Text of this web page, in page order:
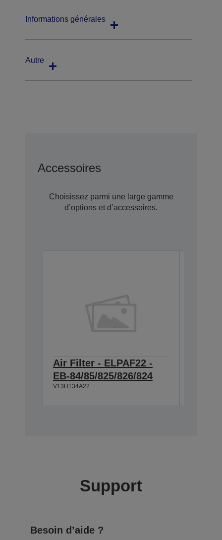
Informations générales
Autre
Accessoires
Choisissez parmi une large gamme
d’options et d’accessoires.
Air Filter - ELPAF22 -
EB-84/85/825/826/824
V13H134A22
Support
Besoin d’aide ?